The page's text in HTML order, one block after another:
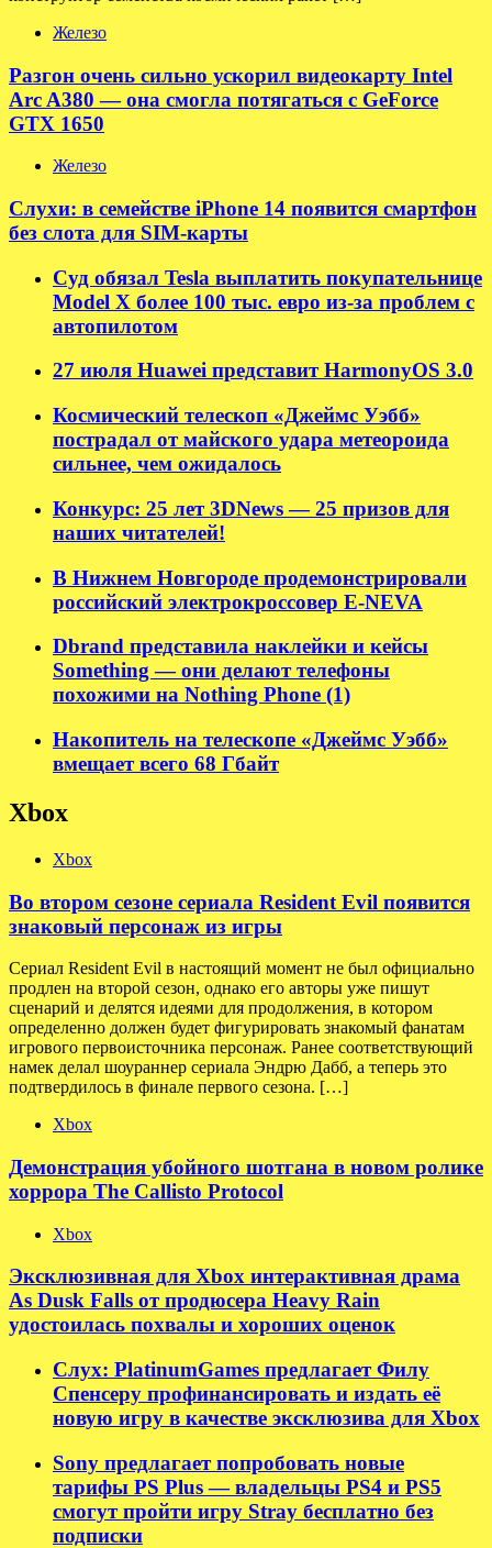
Железо
Разгон очень сильно ускорил видеокарту Intel
Arc A380 — она смогла потягаться с GeForce
GTX 1650
Железо
Слухи: в семействе iPhone 14 появится смартфон
без слота для SIM-карты
Суд обязал Tesla выплатить покупательнице
Model X более 100 тыс. евро из-за проблем с
автопилотом
27 июля Huawei представит HarmonyOS 3.0
Космический телескоп «Джеймс Уэбб»
пострадал от майского удара метеороида
сильнее, чем ожидалось
Конкурс: 25 лет 3DNews — 25 призов для
наших читателей!
В Нижнем Новгороде продемонстрировали
российский электрокроссовер E-NEVA
Dbrand представила наклейки и кейсы
Something — они делают телефоны
похожими на Nothing Phone (1)
Накопитель на телескопе «Джеймс Уэбб»
вмещает всего 68 Гбайт
Xbox
Xbox
Во втором сезоне сериала Resident Evil появится
знаковый персонаж из игры
Сериал Resident Evil в настоящий момент не был официально
продлен на второй сезон, однако его авторы уже пишут
сценарий и делятся идеями для продолжения, в котором
определенно должен будет фигурировать знакомый фанатам
игрового первоисточника персонаж. Ранее соответствующий
намек делал шоураннер сериала Эндрю Дабб, а теперь это
подтвердилось в финале первого сезона. […]
Xbox
Демонстрация убойного шотгана в новом ролике
хоррора The Callisto Protocol
Xbox
Эксклюзивная для Xbox интерактивная драма
As Dusk Falls от продюсера Heavy Rain
удостоилась похвалы и хороших оценок
Слух: PlatinumGames предлагает Филу
Спенсеру профинансировать и издать её
новую игру в качестве эксклюзива для Xbox
Sony предлагает попробовать новые
тарифы PS Plus — владельцы PS4 и PS5
смогут пройти игру Stray бесплатно без
подписки